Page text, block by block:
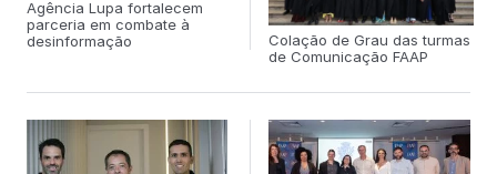
Agência Lupa fortalecem
parceria em combate à
desinformação
Colação de Grau das turmas
de Comunicação FAAP